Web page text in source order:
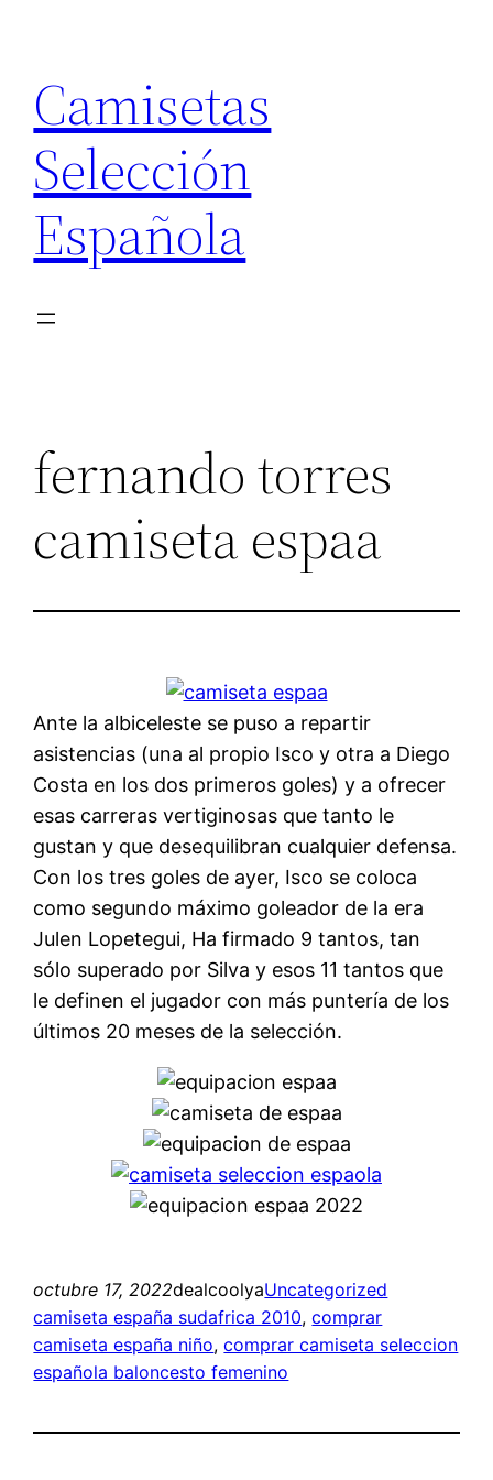
contenido
Camisetas
Selección
Española
fernando torres
camiseta espaa
Ante la albiceleste se puso a repartir
asistencias (una al propio Isco y otra a Diego
Costa en los dos primeros goles) y a ofrecer
esas carreras vertiginosas que tanto le
gustan y que desequilibran cualquier defensa.
Con los tres goles de ayer, Isco se coloca
como segundo máximo goleador de la era
Julen Lopetegui, Ha firmado 9 tantos, tan
sólo superado por Silva y esos 11 tantos que
le definen el jugador con más puntería de los
últimos 20 meses de la selección.
octubre 17, 2022dealcoolyaUncategorized
camiseta españa sudafrica 2010, comprar
camiseta españa niño, comprar camiseta seleccion
española baloncesto femenino